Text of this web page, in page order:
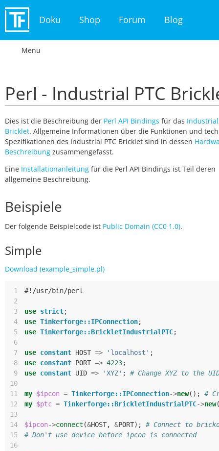
Doku Shop Forum Blog
Menu
Perl - Industrial PTC
Dies ist die Beschreibung der Perl API Bindings für das Industrial
Bricklet. Allgemeine Informationen über die Funktionen und
Spezifikationen des Industrial PTC Bricklet sind in dessen
Beschreibung zusammengefasst.
Eine Installationanleitung für die Perl API Bindings ist Teil deren
allgemeine Beschreibung.
Beispiele
Der folgende Beispielcode ist Public Domain (CC0 1.0).
Simple
Download (example_simple.pl)
1
#!/usr/bin/perl
2
3
use strict;
4
use Tinkerforge::IPConnection;
5
use Tinkerforge::BrickletIndustrialPTC;
6
7
use constant HOST => 'localhost' ;
8
use constant PORT => 4223;
9
use constant UID => 'XYZ' ;
# Change XYZ to the
10
11
my $ipcon = Tinkerforge::IPConnection->new();
#
12
my $ptc = Tinkerforge::BrickletIndustrialPTC->new
13
14
$ipcon->connect (&HOST, &PORT);
# Connect to
15
# Don't use device before ipcon is connected
16